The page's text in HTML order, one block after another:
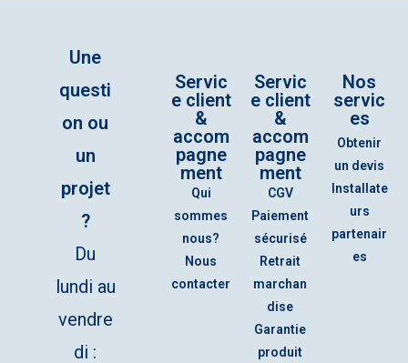
Une
questi
on ou
un
projet
?
Du
lundi au
vendre
di :
Servic
e client
&
accom
pagne
ment
Qui
sommes
nous?
Nous
contacter
Servic
e client
&
accom
pagne
ment
CGV
Paiement
sécurisé
Retrait
marchan
dise
Garantie
produit
Nos
servic
es
Obtenir
un devis
Installate
urs
partenair
es